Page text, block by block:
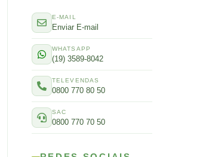
E-MAIL
Enviar E-mail
WHATSAPP
(19) 3589-8042
TELEVENDAS
0800 770 80 50
SAC
0800 770 70 50